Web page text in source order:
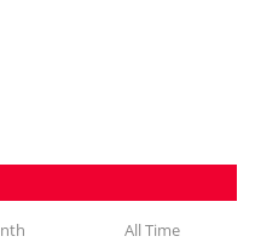
All Time